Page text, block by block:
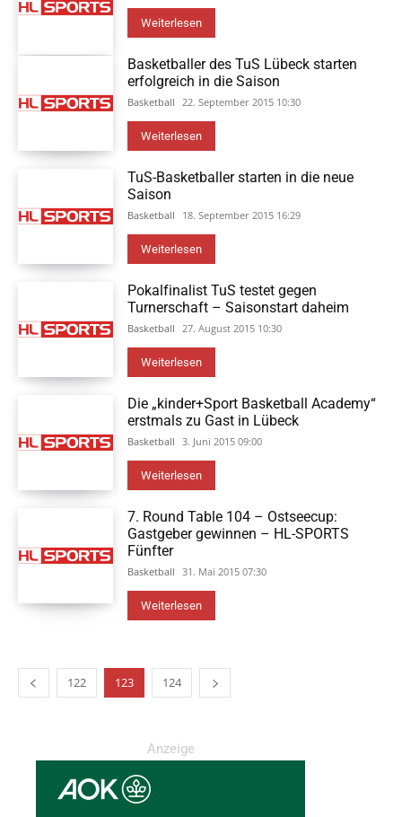
Weiterlesen
Basketballer des TuS Lübeck starten
erfolgreich in die Saison
Basketball 22. September 2015 10:30
Weiterlesen
TuS-Basketballer starten in die neue
Saison
Basketball 18. September 2015 16:29
Weiterlesen
Pokalfinalist TuS testet gegen
Turnerschaft – Saisonstart daheim
Basketball 27. August 2015 10:30
Weiterlesen
Die „kinder+Sport Basketball Academy“
erstmals zu Gast in Lübeck
Basketball 3. Juni 2015 09:00
Weiterlesen
7. Round Table 104 – Ostseecup:
Gastgeber gewinnen – HL-SPORTS
Fünfter
Basketball 31. Mai 2015 07:30
Weiterlesen
122 123 124
Anzeige